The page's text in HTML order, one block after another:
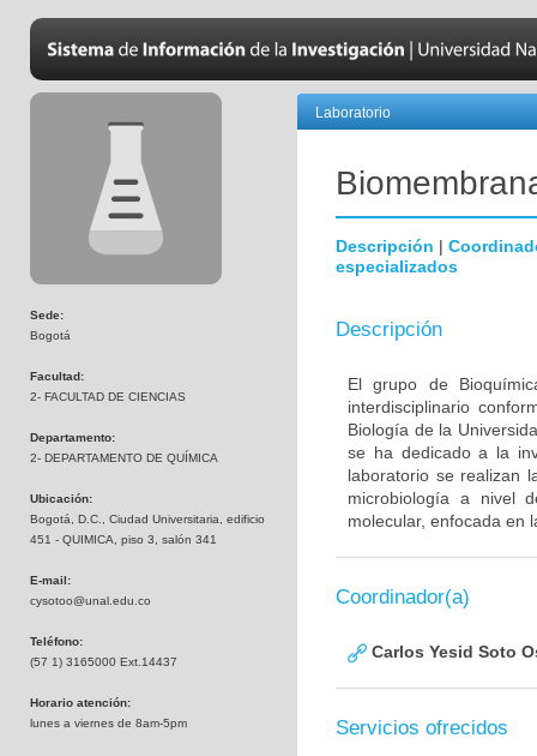
Sede:
Bogotá
Facultad:
2- FACULTAD DE CIENCIAS
Departamento:
2- DEPARTAMENTO DE QUÍMICA
Ubicación:
Bogotá, D.C., Ciudad Universitaria, edificio
451 - QUIMICA, piso 3, salón 341
E-mail:
cysotoo@unal.edu.co
Teléfono:
(57 1) 3165000 Ext.14437
Horario atención:
lunes a viernes de 8am-5pm
Laboratorio
Descripción |
especializados
Descripción
El grupo de
interdisciplinario
Biología de la
se ha dedicado a la
laboratorio se realizan
microbiología a nivel
molecular, enfocada en
Coordinador(a)
Carlos Yesid Soto
Servicios ofrecidos